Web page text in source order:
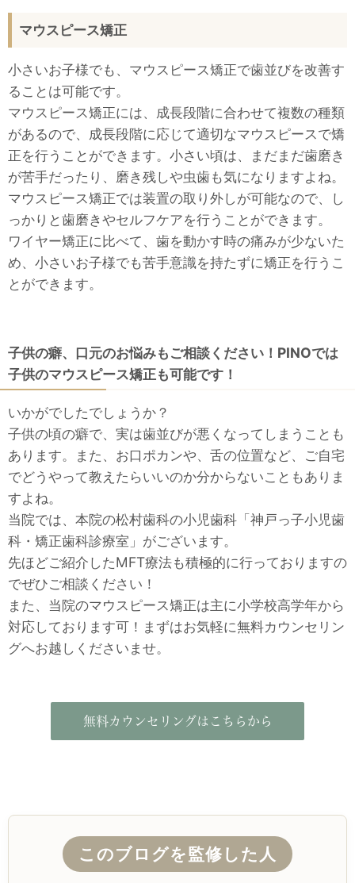
マウスピース矯正
小さいお子様でも、マウスピース矯正で歯並びを改善す
ることは可能です。
マウスピース矯正には、成長段階に合わせて複数の種類
があるので、成長段階に応じて適切なマウスピースで矯
正を行うことができます。小さい頃は、まだまだ歯磨き
が苦手だったり、磨き残しや虫歯も気になりますよね。
マウスピース矯正では装置の取り外しが可能なので、し
っかりと歯磨きやセルフケアを行うことができます。
ワイヤー矯正に比べて、歯を動かす時の痛みが少ないた
め、小さいお子様でも苦手意識を持たずに矯正を行うこ
とができます。
子供の癖、口元のお悩みもご相談ください！PINOでは
子供のマウスピース矯正も可能です！
いかがでしたでしょうか？
子供の頃の癖で、実は歯並びが悪くなってしまうことも
あります。また、お口ポカンや、舌の位置など、ご自宅
でどうやって教えたらいいのか分からないこともありま
すよね。
当院では、本院の松村歯科の小児歯科「神戸っ子小児歯
科・矯正歯科診療室」がございます。
先ほどご紹介したMFT療法も積極的に行っておりますの
でぜひご相談ください！
また、当院のマウスピース矯正は主に小学校高学年から
対応しております可！まずはお気軽に無料カウンセリン
グへお越しくださいませ。
無料カウンセリングはこちらから
このブログを監修した人